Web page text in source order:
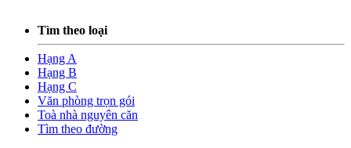
Tìm theo loại
Hạng A
Hạng B
Hạng C
Văn phòng trọn gói
Toà nhà nguyên căn
Tìm theo đường